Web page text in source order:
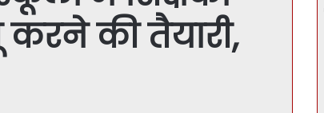
की तैयारी,